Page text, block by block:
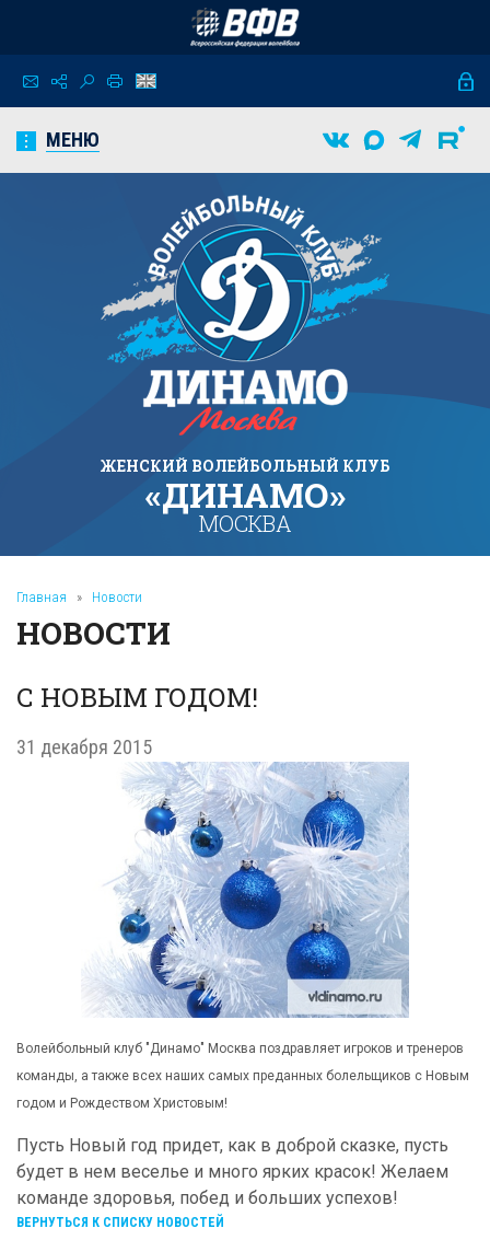
МЕНЮ
ЖЕНСКИЙ ВОЛЕЙБОЛЬНЫЙ КЛУБ
«ДИНАМО»
МОСКВА
Главная » Новости
НОВОСТИ
С НОВЫМ ГОДОМ!
31 декабря 2015
Волейбольный клуб "Динамо" Москва поздравляет игроков и тренеров
команды, а также всех наших самых преданных болельщиков с Новым
годом и Рождеством Христовым!
Пусть Новый год придет, как в доброй сказке, пусть
будет в нем веселье и много ярких красок! Желаем
команде здоровья, побед и больших успехов!
ВЕРНУТЬСЯ К СПИСКУ НОВОСТЕЙ